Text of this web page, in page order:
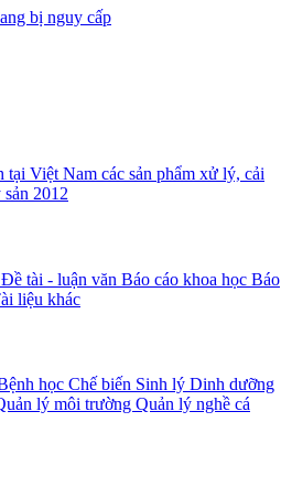
bị nguy cấp
Việt Nam các sản phẩm xử lý, cải
2012
Đề tài - luận văn Báo cáo khoa học Báo
liệu khác
học Chế biến Sinh lý Dinh dưỡng
lý môi trường Quản lý nghề cá